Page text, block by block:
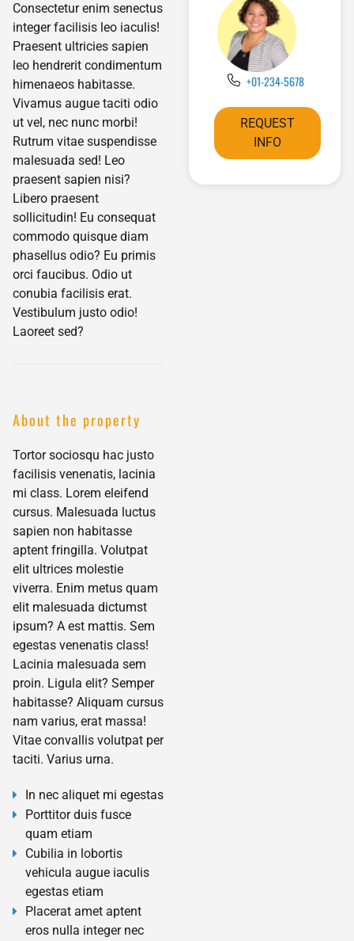
Consectetur enim senectus
integer facilisis leo iaculis!
Praesent ultricies sapien
leo hendrerit condimentum
himenaeos habitasse.
Vivamus augue taciti odio
ut vel, nec nunc morbi!
Rutrum vitae suspendisse
malesuada sed! Leo
praesent sapien nisi?
Libero praesent
sollicitudin! Eu consequat
commodo quisque diam
phasellus odio? Eu primis
orci faucibus. Odio ut
conubia facilisis erat.
Vestibulum justo odio!
Laoreet sed?
About the property
Tortor sociosqu hac justo
facilisis venenatis, lacinia
mi class. Lorem eleifend
cursus. Malesuada luctus
sapien non habitasse
aptent fringilla. Volutpat
elit ultrices molestie
viverra. Enim metus quam
elit malesuada dictumst
ipsum? A est mattis. Sem
egestas venenatis class!
Lacinia malesuada sem
proin. Ligula elit? Semper
habitasse? Aliquam cursus
nam varius, erat massa!
Vitae convallis volutpat per
taciti. Varius urna.
In nec aliquet mi egestas
Porttitor duis fusce
quam etiam
Cubilia in lobortis
vehicula augue iaculis
egestas etiam
Placerat amet aptent
eros nulla integer nec
+01-234-5678
REQUEST
INFO